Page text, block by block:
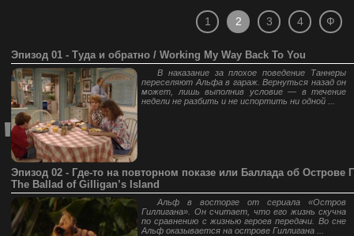
1 2 3 4 Ф
Эпизод 01 - Туда и обратно / Working My Way Back To You
В наказание за плохое поведение Таннеры
переселяют Альфа в гараж. Вернуться назад он
может, лишь выполнив условие — в течение
недели не разбить и не испортить ни одной ...
Эпизод 02 - Где-то на повторном показе или Баллада об Острове
The Ballad of Gilligan’s Island
Альф в восторге от сериала «Остров
Гиллигана». Он считает, что его жизнь скучна
по сравнению с жизнью героев передачи. Во сне
Альф оказывается на острове Гиллигана ...